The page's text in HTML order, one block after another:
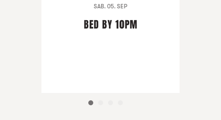
SAB. 05. SEP
BED BY 10PM